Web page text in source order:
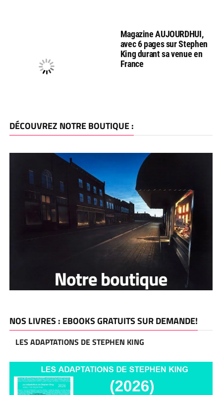
Magazine AUJOURDHUI,
avec 6 pages sur Stephen
King durant sa venue en
France
DÉCOUVREZ NOTRE BOUTIQUE :
NOS LIVRES : EBOOKS GRATUITS SUR DEMANDE!
LES ADAPTATIONS DE STEPHEN KING